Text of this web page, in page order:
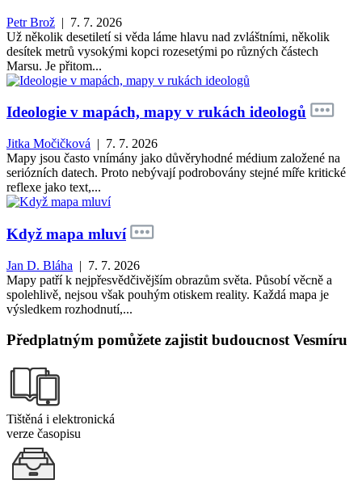
Petr Brož | 7. 7. 2026
Už několik desetiletí si věda láme hlavu nad zvláštními, několik
desítek metrů vysokými kopci rozesetými po různých částech
Marsu. Je přitom...
Ideologie v mapách, mapy v rukách ideologů
Jitka Močičková | 7. 7. 2026
Mapy jsou často vnímány jako důvěryhodné médium založené na
seriózních datech. Proto nebývají podrobovány stejné míře kritické
reflexe jako text,...
Když mapa mluví
Jan D. Bláha | 7. 7. 2026
Mapy patří k nejpřesvědčivějším obrazům světa. Působí věcně a
spolehlivě, nejsou však pouhým otiskem reality. Každá mapa je
výsledkem rozhodnutí,...
Předplatným pomůžete zajistit budoucnost Vesmíru
Tištěná i elektronická
verze časopisu